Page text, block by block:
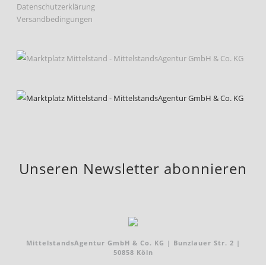
Datenschutzerklärung
Versandbedingungen
Unseren Newsletter abonnieren
MittelstandsAgentur GmbH & Co. KG | Bunzlauer Str. 2 |
50858 Köln